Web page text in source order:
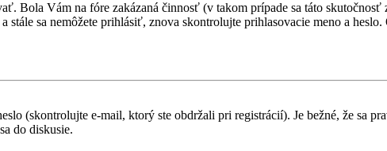
Bola Vám na fóre zakázaná činnosť (v takom prípade sa táto
sa nemôžete prihlásiť, znova skontrolujte prihlasovacie meno a
(skontrolujte e-mail, ktorý ste obdržali pri registrácií). Je bežné, že sa
do diskusie.